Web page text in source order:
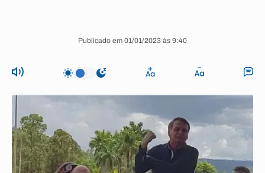
Publicado em 01/01/2023 às 9:40